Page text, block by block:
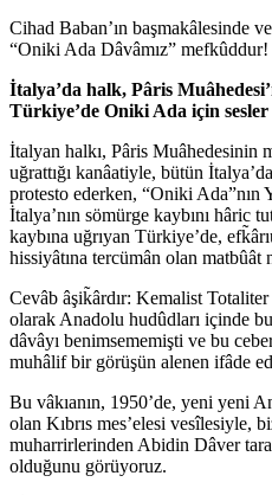
Cihad Baban’ın başmakâlesinde ve
“Oniki Ada Dâvâmız” mefkûddur!
İtalya’da halk, Pâris
Türkiye’de Oniki Ada için
İtalyan halkı, Pâris Muâhedesinin
uğrattığı kanâatiyle, bütün
protesto ederken, “Oniki Ada”nın
İtalya’nın sömürge kaybını hâric
kaybına uğrıyan Türkiye’de,
hissiyâtına tercümân olan
Cevâb âşik̃ârdır: Kemalist
olarak Anadolu hudûdları içinde
dâvâyı benimsememişti ve bu
muhâlif bir görüşün alenen ifâde
Bu vâkıanın, 1950’de, yeni yeni
olan Kıbrıs mes’elesi vesîlesiyle,
muharrirlerinden Abidin Dâver
olduğunu görüyoruz.